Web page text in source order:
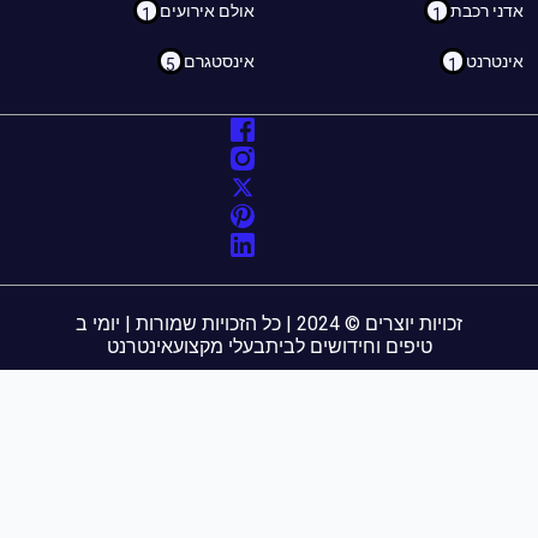
רכבת 1 אולם אירועים 1
1 אינסטגרם 5
זכויות יוצרים © 2024 | כל הזכויות שמורות | יומי ב
טיפים וחידושים לביתבעלי מקצועאינטרנט